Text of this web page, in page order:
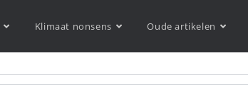
Klimaat nonsens Oude artikelen